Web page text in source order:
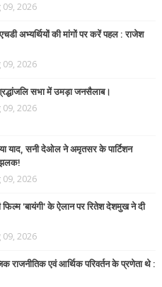
09, 2026
अभ्यर्थियों की मांगों पर करें पहल : राजेश
09, 2026
सभा में उमड़ा जनसैलाब।
09, 2026
याद, सनी देओल ने अमृतसर के पार्टिशन
झलक!
09, 2026
फिल्म 'बायंगी' के ऐलान पर रितेश देशमुख ने दी
09, 2026
राजनीतिक एवं आर्थिक परिवर्तन के प्रणेता थे :